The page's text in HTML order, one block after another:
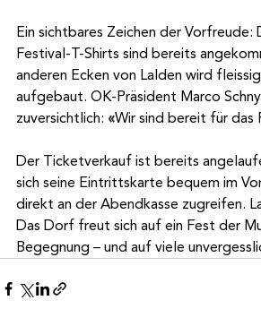
Ein sichtbares Zeichen der Vorfreude:
Festival-T-Shirts sind bereits
anderen Ecken von Lalden wird
aufgebaut. OK-Präsident Marco
zuversichtlich: «Wir sind bereit für das
Der Ticketverkauf ist bereits
sich seine Eintrittskarte bequem im
direkt an der Abendkasse zugreifen.
Das Dorf freut sich auf ein Fest der
Begegnung – und auf viele